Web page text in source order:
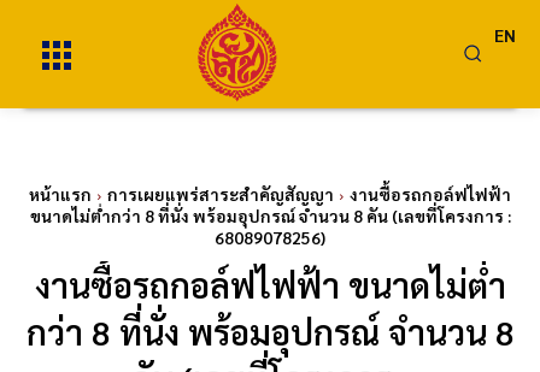
EN
หน้าแรก การเผยแพร่สาระสำคัญสัญญา
งานซื้อรถกอล์ฟไฟฟ้า
ขนาดไม่ต่ำกว่า 8 ที่นั่ง พร้อมอุปกรณ์ จำนวน 8 คัน (เลขที่โครงการ :
68089078256)
งานซื้อรถกอล์ฟไฟฟ้า ขนาดไม่ต่ำ
กว่า 8 ที่นั่ง พร้อมอุปกรณ์ จำนวน 8